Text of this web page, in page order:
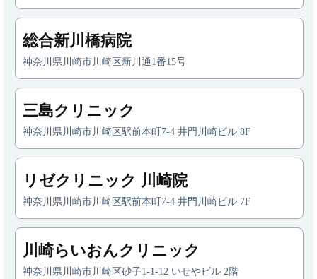
総合新川橋病院
神奈川県川崎市川崎区新川通1番15号
三島クリニック
神奈川県川崎市川崎区駅前本町7-4 井門川崎ビル 8F
リゼクリニック 川崎院
神奈川県川崎市川崎区駅前本町7-4 井門川崎ビル 7F
川崎らいおんクリニック
神奈川県川崎市川崎区砂子1-1-12 いせやビル 2階